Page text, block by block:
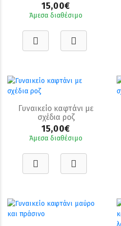
15,00€
Άμεσα διαθέσιμο
Γυναικείο καφτάνι με
σχέδια ροζ
15,00€
Άμεσα διαθέσιμο